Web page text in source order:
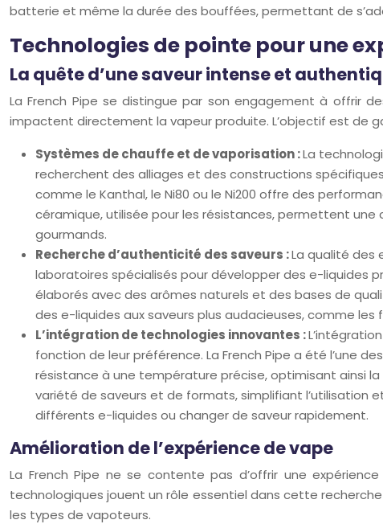
batterie et même la durée des bouffées, permettant de
Technologies de pointe pour une
La quête d’une saveur intense et
La French Pipe se distingue par son engagement à offrir
impactent directement la vapeur produite. L’objectif est de
Systèmes de chauffe et de vaporisation :La
recherchent des alliages et des constructions
comme le Kanthal, le Ni80 ou le Ni200 offre des
céramique, utilisée pour les résistances, permettent
gourmands.
Recherche d’authenticité des saveurs :La qualité des
laboratoires spécialisés pour développer des e-liquides
élaborés avec des arômes naturels et des bases de
des e-liquides aux saveurs plus audacieuses, comme
L’intégration de technologies innovantes :
fonction de leur préférence. La French Pipe a été l’une
résistance à une température précise, optimisant ainsi
variété de saveurs et de formats, simplifiant l’utilisation
différents e-liquides ou changer de saveur rapidement.
Amélioration de l’expérience de vape
La French Pipe ne se contente pas d’offrir une
technologiques jouent un rôle essentiel dans cette
les types de vapoteurs.